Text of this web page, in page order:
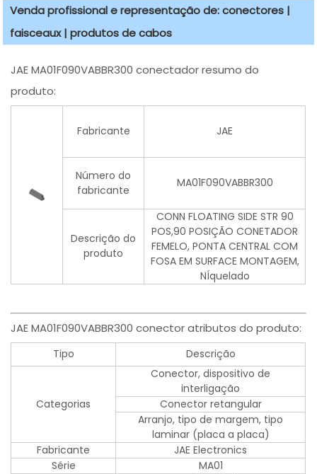
Venda profissional e representação de: conectores |
faisceaux | produtos de cabos
JAE MA01F090VABBR300 conectador resumo do
produto:
Fabricante JAE
Número do
fabricante
MA01F090VABBR300
Descrição do
produto
CONN FLOATING SIDE STR 90
POS,90 POSIÇÃO CONETADOR
FEMELO, PONTA CENTRAL COM
FOSA EM SURFACE MONTAGEM,
NÍquelado
JAE MA01F090VABBR300 conector atributos do produto:
Tipo Descrição
Categorias
Conector, dispositivo de
interligação
Conector retangular
Arranjo, tipo de margem, tipo
laminar (placa a placa)
Fabricante
JAE Electronics
Série
MA01